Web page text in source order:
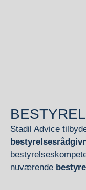
Stadil Advice
nuværende